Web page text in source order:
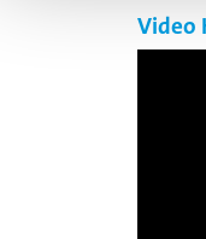
Video